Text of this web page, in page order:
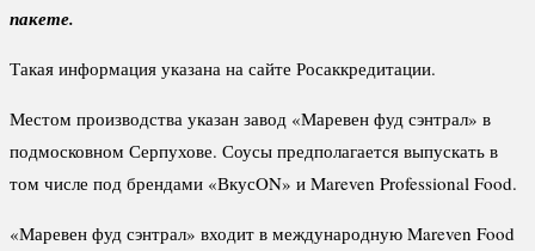
пакете.
Такая информация указана на сайте Росаккредитации.
Местом производства указан завод «Маревен фуд сэнтрал» в
подмосковном Серпухове. Соусы предполагается выпускать в
том числе под брендами «ВкусON» и Mareven Professional Food.
«Маревен фуд сэнтрал» входит в международную Mareven Food